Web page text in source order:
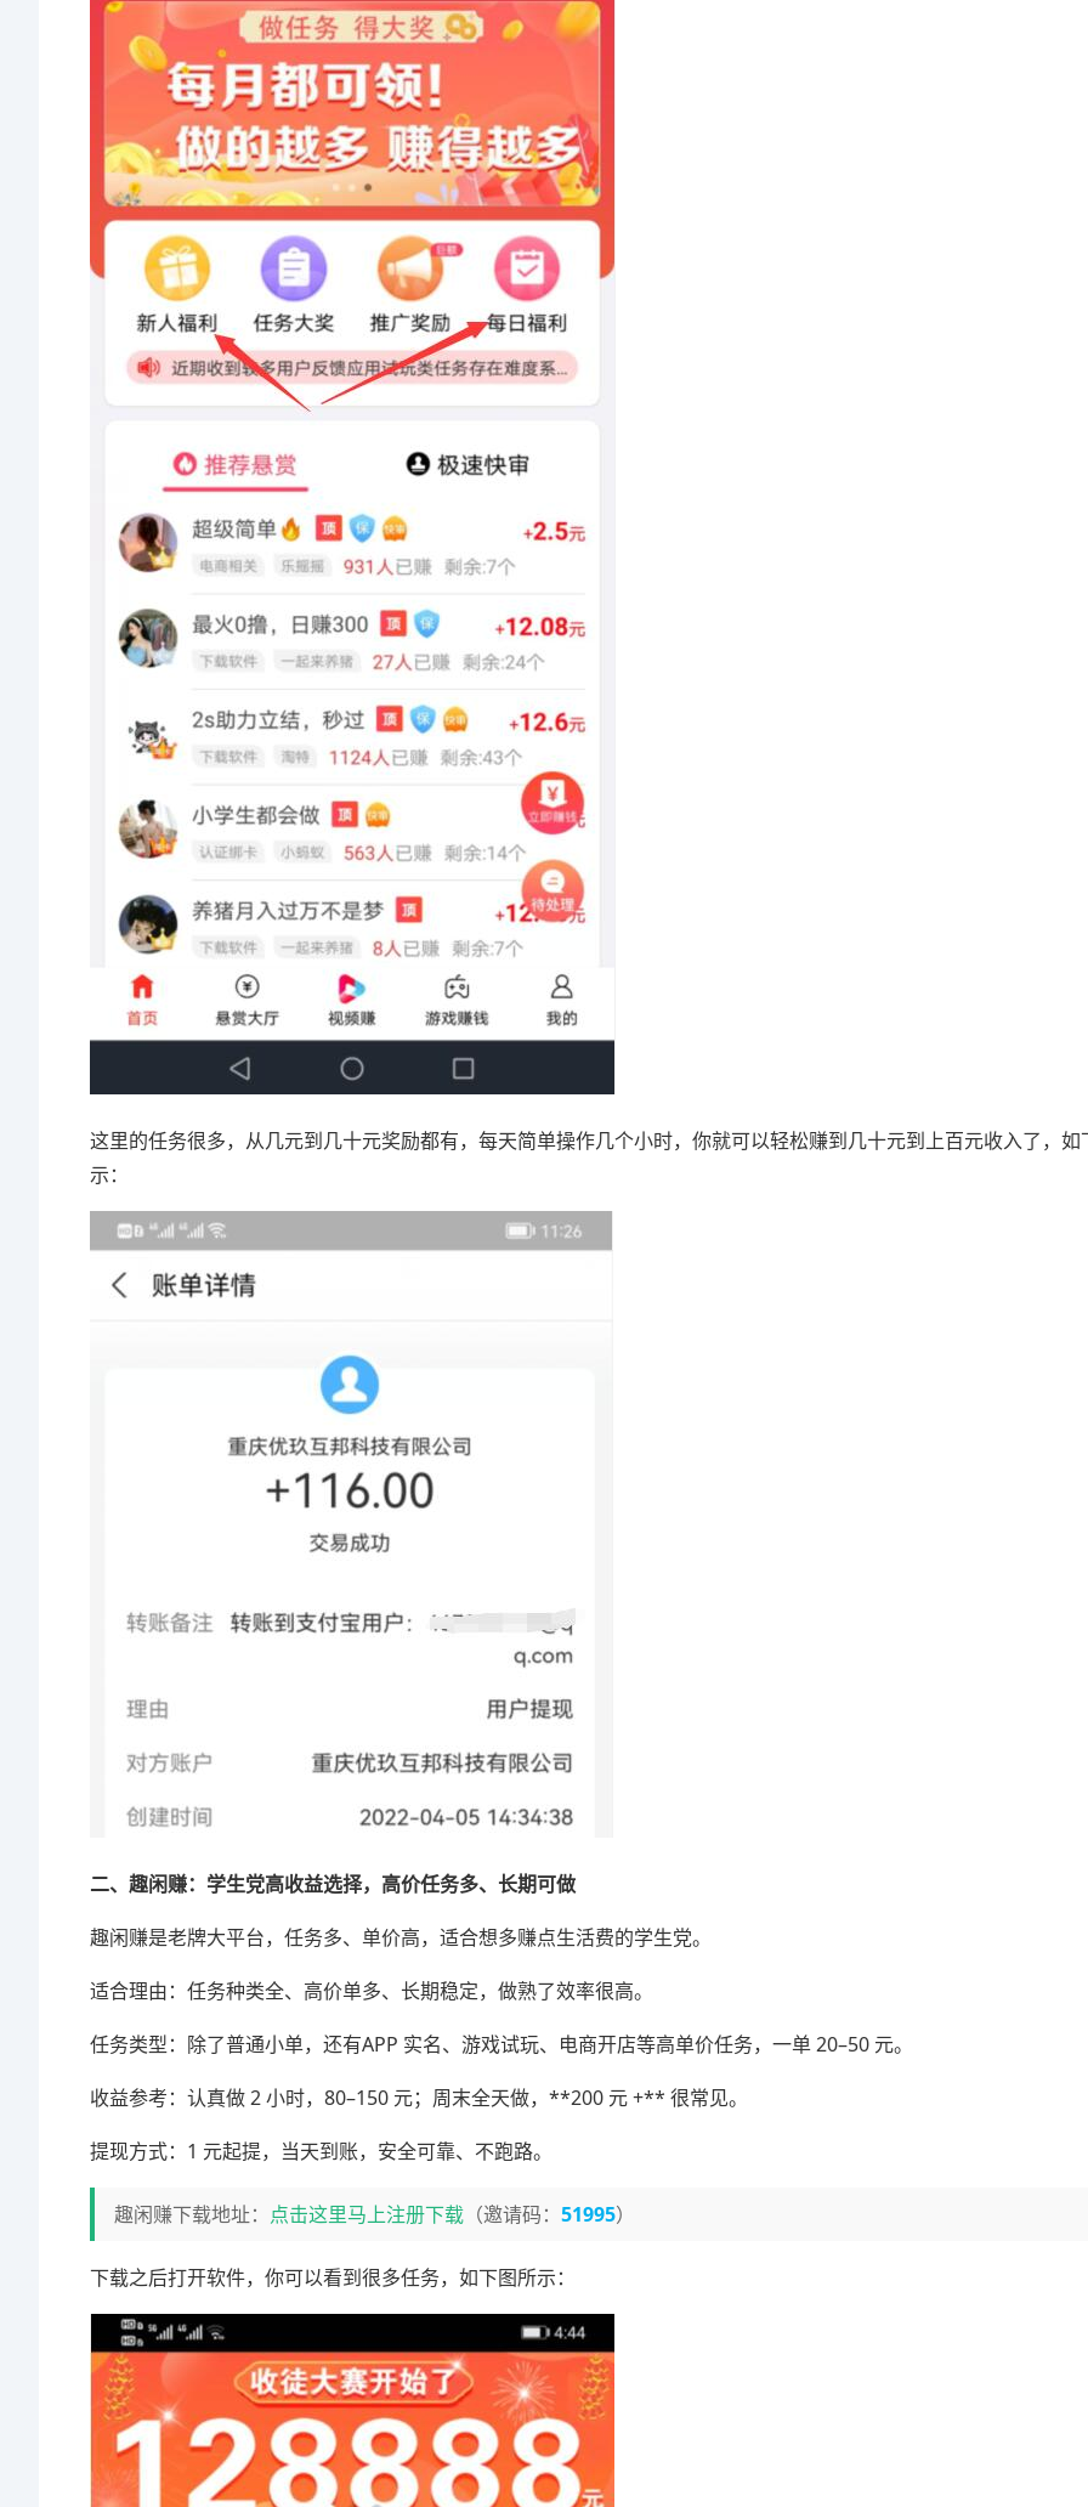
这里的任务很多，从几元到几十元奖励都有，每天简单操作几个小时，你就可以轻松赚到几十元到上百元收入了，如
示：
二、趣闲赚：学生党高收益选择，高价任务多、长期可做
趣闲赚是老牌大平台，任务多、单价高，适合想多赚点生活费的学生党。
适合理由：任务种类全、高价单多、长期稳定，做熟了效率很高。
任务类型：除了普通小单，还有APP 实名、游戏试玩、电商开店等高单价任务，一单 20–50 元。
收益参考：认真做 2 小时，80–150 元；周末全天做，**200 元 +** 很常见。
提现方式：1 元起提，当天到账，安全可靠、不跑路。
趣闲赚下载地址： 点击这里马上注册下载 （邀请码： 51995）
下载之后打开软件，你可以看到很多任务，如下图所示：